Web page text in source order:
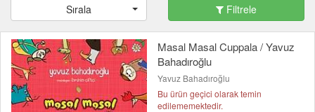
Sırala Filtrele
Masal Masal Cuppala / Yavuz
Bahadıroğlu
Yavuz Bahadıroğlu
Bu ürün geçici olarak temin
edilememektedir.